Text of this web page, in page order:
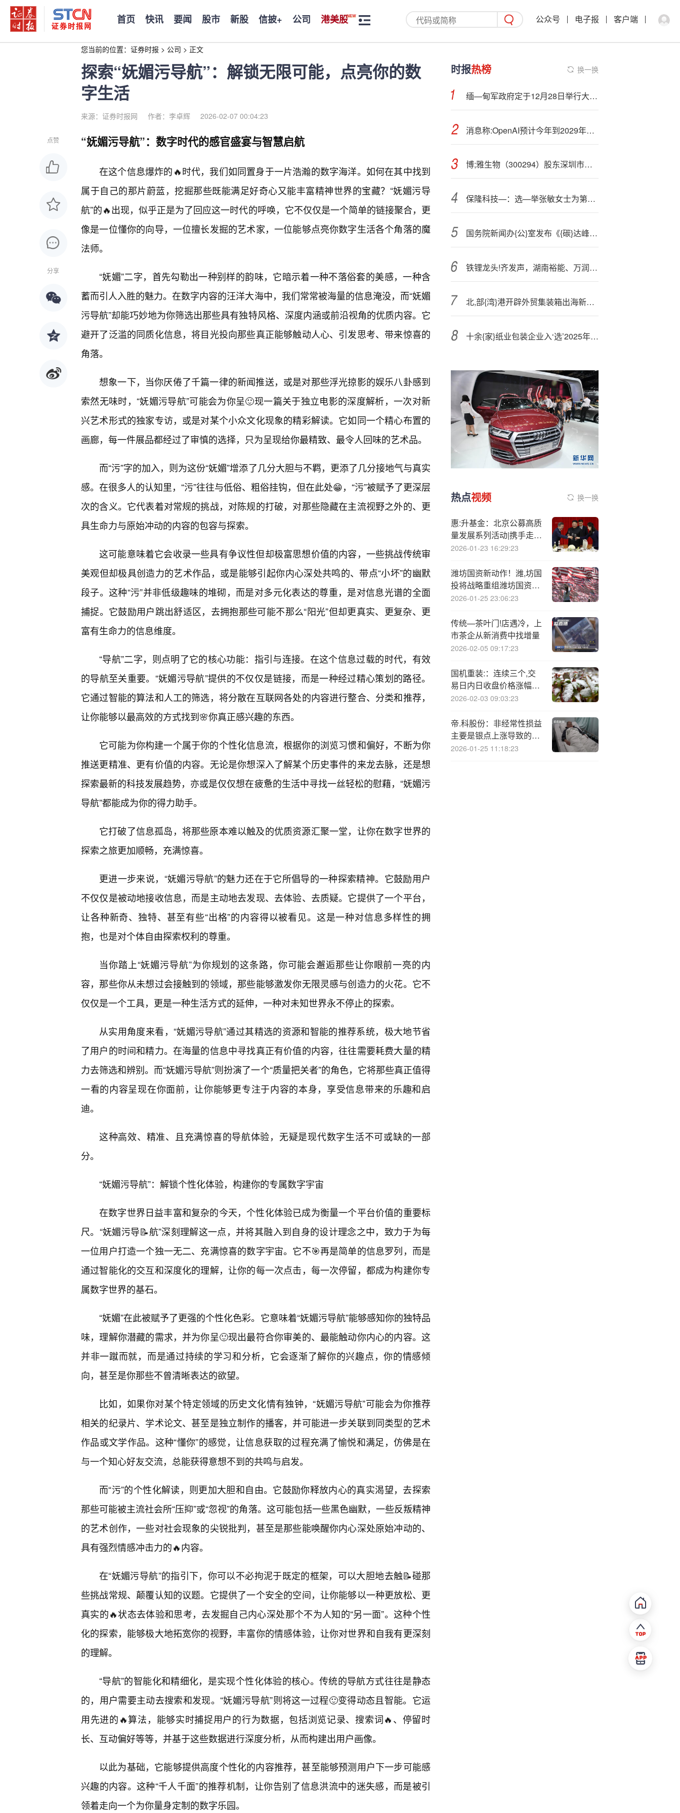
首页 快讯 要闻 股市 新股 信披+ 公司 港美股 公众号 电子报 客户端
您当前的位置： 证券时报 > 公司 > 正文
探索“妩媚污导航”：解锁无限可能，点亮你的数
字生活
来源：证券时报网 作者：李卓辉 2026-02-07 00:04:23
点赞
分享
“妩媚污导航”：数字时代的感官盛宴与智慧启航
在这个信息爆炸的🔥时代，我们如同置身于一片浩瀚的数字海洋。如何在其中找到
属于自己的那片蔚蓝，挖掘那些既能满足好奇心又能丰富精神世界的宝藏？“妩媚污导
航”的🔥出现，似乎正是为了回应这一时代的呼唤，它不仅仅是一个简单的链接聚合，更
像是一位懂你的向导，一位擅长发掘的艺术家，一位能够点亮你数字生活各个角落的魔
法师。
“妩媚”二字，首先勾勒出一种别样的韵味，它暗示着一种不落俗套的美感，一种含
蓄而引人入胜的魅力。在数字内容的汪洋大海中，我们常常被海量的信息淹没，而“妩媚
污导航”却能巧妙地为你筛选出那些具有独特风格、深度内涵或前沿视角的优质内容。它
避开了泛滥的同质化信息，将目光投向那些真正能够触动人心、引发思考、带来惊喜的
角落。
想象一下，当你厌倦了千篇一律的新闻推送，或是对那些浮光掠影的娱乐八卦感到
索然无味时，“妩媚污导航”可能会为你呈🙂现一篇关于独立电影的深度解析，一次对新
兴艺术形式的独家专访，或是对某个小众文化现象的精彩解读。它如同一个精心布置的
画廊，每一件展品都经过了审慎的选择，只为呈现给你最精致、最令人回味的艺术品。
而“污”字的加入，则为这份“妩媚”增添了几分大胆与不羁，更添了几分接地气与真实
感。在很多人的认知里，“污”往往与低俗、粗俗挂钩，但在此处😁，“污”被赋予了更深层
次的含义。它代表着对常规的挑战，对陈规的打破，对那些隐藏在主流视野之外的、更
具生命力与原始冲动的内容的包容与探索。
这可能意味着它会收录一些具有争议性但却极富思想价值的内容，一些挑战传统审
美观但却极具创造力的艺术作品，或是能够引起你内心深处共鸣的、带点“小坏”的幽默
段子。这种“污”并非低级趣味的堆砌，而是对多元化表达的尊重，是对信息光谱的全面
捕捉。它鼓励用户跳出舒适区，去拥抱那些可能不那么“阳光”但却更真实、更复杂、更
富有生命力的信息维度。
“导航”二字，则点明了它的核心功能：指引与连接。在这个信息过载的时代，有效
的导航至关重要。“妩媚污导航”提供的不仅仅是链接，而是一种经过精心策划的路径。
它通过智能的算法和人工的筛选，将分散在互联网各处的内容进行整合、分类和推荐，
让你能够以最高效的方式找到🌸你真正感兴趣的东西。
它可能为你构建一个属于你的个性化信息流，根据你的浏览习惯和偏好，不断为你
推送更精准、更有价值的内容。无论是你想深入了解某个历史事件的来龙去脉，还是想
探索最新的科技发展趋势，亦或是仅仅想在疲惫的生活中寻找一丝轻松的慰藉，“妩媚污
导航”都能成为你的得力助手。
它打破了信息孤岛，将那些原本难以触及的优质资源汇聚一堂，让你在数字世界的
探索之旅更加顺畅，充满惊喜。
更进一步来说，“妩媚污导航”的魅力还在于它所倡导的一种探索精神。它鼓励用户
不仅仅是被动地接收信息，而是主动地去发现、去体验、去质疑。它提供了一个平台，
让各种新奇、独特、甚至有些“出格”的内容得以被看见。这是一种对信息多样性的拥
抱，也是对个体自由探索权利的尊重。
当你踏上“妩媚污导航”为你规划的这条路，你可能会邂逅那些让你眼前一亮的内
容，那些你从未想过会接触到的领域，那些能够激发你无限灵感与创造力的火花。它不
仅仅是一个工具，更是一种生活方式的延伸，一种对未知世界永不停止的探索。
从实用角度来看，“妩媚污导航”通过其精选的资源和智能的推荐系统，极大地节省
了用户的时间和精力。在海量的信息中寻找真正有价值的内容，往往需要耗费大量的精
力去筛选和辨别。而“妩媚污导航”则扮演了一个“质量把关者”的角色，它将那些真正值得
一看的内容呈现在你面前，让你能够更专注于内容的本身，享受信息带来的乐趣和启
迪。
这种高效、精准、且充满惊喜的导航体验，无疑是现代数字生活不可或缺的一部
分。
“妩媚污导航”：解锁个性化体验，构建你的专属数字宇宙
在数字世界日益丰富和复杂的今天，个性化体验已成为衡量一个平台价值的重要标
尺。“妩媚污导📝航”深刻理解这一点，并将其融入到自身的设计理念之中，致力于为每
一位用户打造一个独一无二、充满惊喜的数字宇宙。它不🎯再是简单的信息罗列，而是
通过智能化的交互和深度化的理解，让你的每一次点击，每一次停留，都成为构建你专
属数字世界的基石。
“妩媚”在此被赋予了更强的个性化色彩。它意味着“妩媚污导航”能够感知你的独特品
味，理解你潜藏的需求，并为你呈🙂现出最符合你审美的、最能触动你内心的内容。这
并非一蹴而就，而是通过持续的学习和分析，它会逐渐了解你的兴趣点，你的情感倾
向，甚至是你那些不曾清晰表达的欲望。
比如，如果你对某个特定领域的历史文化情有独钟，“妩媚污导航”可能会为你推荐
相关的纪录片、学术论文、甚至是独立制作的播客，并可能进一步关联到同类型的艺术
作品或文学作品。这种“懂你”的感觉，让信息获取的过程充满了愉悦和满足，仿佛是在
与一个知心好友交流，总能获得意想不到的共鸣与启发。
而“污”的个性化解读，则更加大胆和自由。它鼓励你释放内心的真实渴望，去探索
那些可能被主流社会所“压抑”或“忽视”的角落。这可能包括一些黑色幽默，一些反叛精神
的艺术创作，一些对社会现象的尖锐批判，甚至是那些能唤醒你内心深处原始冲动的、
具有强烈情感冲击力的🔥内容。
在“妩媚污导航”的指引下，你可以不必拘泥于既定的框架，可以大胆地去触📝碰那
些挑战常规、颠覆认知的议题。它提供了一个安全的空间，让你能够以一种更放松、更
真实的🔥状态去体验和思考，去发掘自己内心深处那个不为人知的“另一面”。这种个性
化的探索，能够极大地拓宽你的视野，丰富你的情感体验，让你对世界和自我有更深刻
的理解。
“导航”的智能化和精细化，是实现个性化体验的核心。传统的导航方式往往是静态
的，用户需要主动去搜索和发现。“妩媚污导航”则将这一过程🙂变得动态且智能。它运
用先进的🔥算法，能够实时捕捉用户的行为数据，包括浏览记录、搜索词🔥、停留时
长、互动偏好等等，并基于这些数据进行深度分析，从而构建出用户画像。
以此为基础，它能够提供高度个性化的内容推荐，甚至能够预测用户下一步可能感
兴趣的内容。这种“千人千面”的推荐机制，让你告别了信息洪流中的迷失感，而是被引
领着走向一个为你量身定制的数字乐园。
时报热榜 换一换
缅—甸军政府定于12月28日举行大选第一阶段选举
消息称:OpenAI预计今年到2029年投入1150亿美元 2030年营收2000亿美元
博;雅生物（300294）股东深圳市高特佳投资集团有限公司质押53.45万股，占总股本0.11%
保隆科技—：选—举张敏女士为第八届董事会职工代表董事
国务院新闻办{公}室发布《{碳}达峰碳中和的中国行动》白皮书
铁锂龙头!齐发声，湖南裕能、万润新能将谨慎把握扩产节奏-20251125
北,部{湾}港开辟外贸集装箱出海新通道
十余{家}纸业包装企业入‘选’2025年东莞市“倍增企业”
热点视频 换一换
惠:升基金：北京公募高质
量发展系列活动|携手走进
服贸会
2026-01-23 16:29:23
潍坊国资新动作！潍,坊国
投将战略重组潍坊国资管
理集团
2026-01-25 23:06:23
传统—茶叶门!店遇冷，上
市茶企从新消费中找增量
2026-02-05 09:17:23
国机重装:：连续三个,交
易日内日收盘价格涨幅偏
离值累计达到20%
2026-02-03 09:03:23
帝.科股份：非经常性损益
主要是银点上涨导致的白
银租赁和白银期货产生的
2026-01-25 11:18:23